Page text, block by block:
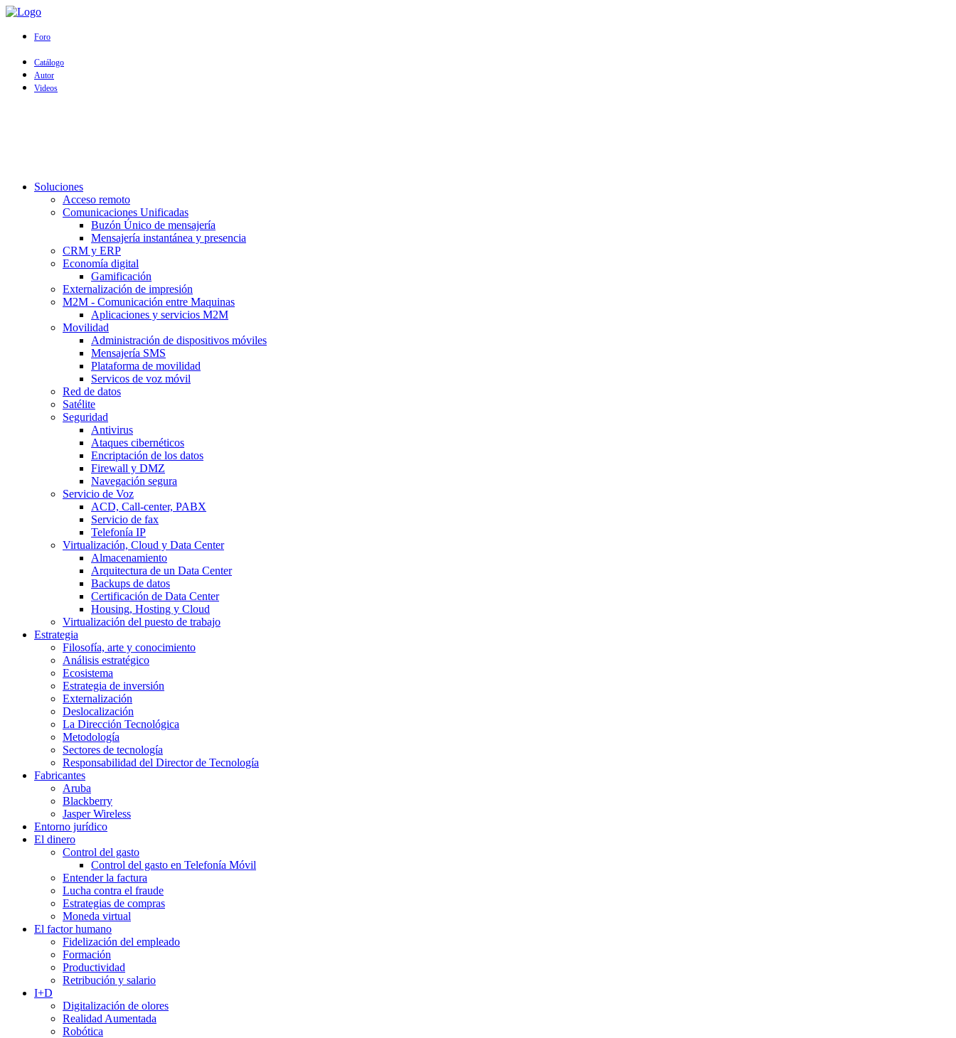
Foro
Catálogo
Autor
Videos
Soluciones
Acceso remoto
Comunicaciones Unificadas
Buzón Único de mensajería
Mensajería instantánea y presencia
CRM y ERP
Economía digital
Gamificación
Externalización de impresión
M2M - Comunicación entre Maquinas
Aplicaciones y servicios M2M
Movilidad
Administración de dispositivos móviles
Mensajería SMS
Plataforma de movilidad
Servicos de voz móvil
Red de datos
Satélite
Seguridad
Antivirus
Ataques cibernéticos
Encriptación de los datos
Firewall y DMZ
Navegación segura
Servicio de Voz
ACD, Call-center, PABX
Servicio de fax
Telefonía IP
Virtualización, Cloud y Data Center
Almacenamiento
Arquitectura de un Data Center
Backups de datos
Certificación de Data Center
Housing, Hosting y Cloud
Virtualización del puesto de trabajo
Estrategia
Filosofía, arte y conocimiento
Análisis estratégico
Ecosistema
Estrategia de inversión
Externalización
Deslocalización
La Dirección Tecnológica
Metodología
Sectores de tecnología
Responsabilidad del Director de Tecnología
Fabricantes
Aruba
Blackberry
Jasper Wireless
Entorno jurídico
El dinero
Control del gasto
Control del gasto en Telefonía Móvil
Entender la factura
Lucha contra el fraude
Estrategias de compras
Moneda virtual
El factor humano
Fidelización del empleado
Formación
Productividad
Retribución y salario
I+D
Digitalización de olores
Realidad Aumentada
Robótica